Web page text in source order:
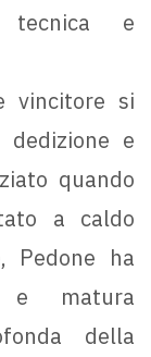
tecnica e
vincitore si
e
quando
a caldo
Pedone ha
e matura
della